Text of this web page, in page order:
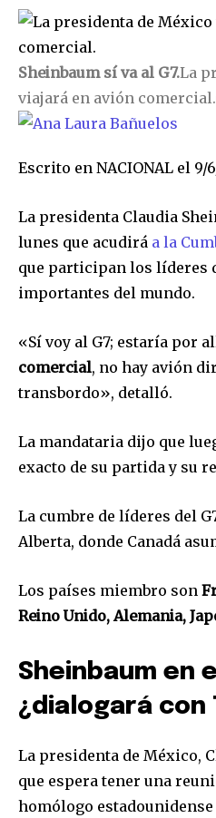
Sheinbaum sí va al G7.La
viajará en avión comercial.
Escrito en NACIONAL el 9/
La presidenta Claudia
lunes que acudirá a la
que participan los líderes
importantes del mundo.
«Sí voy al G7; estaría por
comercial, no hay avión
transbordo», detalló.
La mandataria dijo que
exacto de su partida y su
La cumbre de líderes del
Alberta, donde Canadá
Los países miembro son
Reino Unido, Alemania,
Sheinbaum en
¿dialogará con
La presidenta de México,
que espera tener una
homólogo